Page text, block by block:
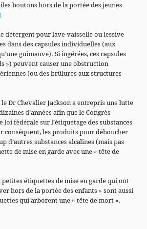
boutons hors de la portée des jeunes
détergent pour lave-vaisselle ou lessive
dans des capsules individuelles (aux
guimauve). Si ingérées, ces capsules
») peuvent causer une obstruction
(ou des brûlures aux structures
le Dr Chevalier Jackson a entrepris une lutte
d’années afin que le Congrès
loi fédérale sur l’étiquetage des substances
conséquent, les produits pour déboucher
d’autres substances alcalines (mais pas
de mise en garde avec une « tête de
petites étiquettes de mise en garde qui ont
hors de la portée des enfants » sont aussi
qui arborent une « tête de mort ».